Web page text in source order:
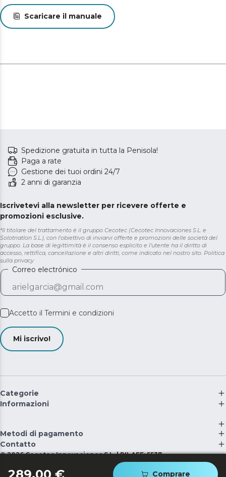
Comprare
Scaricare il manuale
Spedizione gratuita in tutta la Penisola!
Paga a rate
Gestione dei tuoi ordini 24/7
2 anni di garanzia
Iscrivetevi alla newsletter per ricevere offerte e
promozioni esclusive.
*Il titolare del trattamento è il gruppo Cecotec (Cecotec Innovaciones S.L. e
Solotriatlon S.L.), con l'obiettivo di inviarvi offerte e promozioni delle società del
gruppo. La base di legittimità è il consenso esplicito e l'utente ha il diritto di
accesso, rettifica, cancellazione e altri diritti, come indicato nel nostro sito. Politica
sulla privacy
Correo electrónico
Accetto il Termini e condizioni
Mi iscrivo!
Categorie
Informazioni
Metodi di pagamento
Contatto
©2026 Cecotec Innovaciones S.L. | RII-AEE: 5537